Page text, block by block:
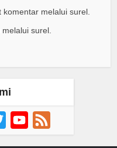
komentar melalui surel.
surel.
Twitter YouTube
Channel